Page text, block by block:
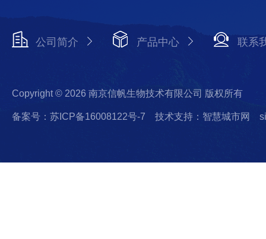
公司简介 产品中心 联系
Copyright © 2026 南京信帆生物技术有限公司 版权所有
备案号：苏ICP备16008122号-7 技术支持：智慧城市网